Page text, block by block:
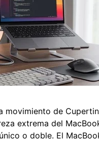
de
extrema del
o doble. El